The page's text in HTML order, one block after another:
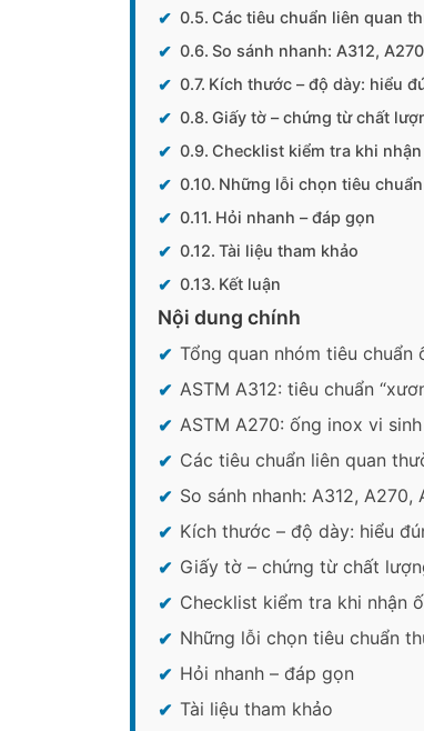
Các tiêu chuẩn liên quan
So sánh nhanh: A312,
Kích thước – độ dày: hiểu
Giấy tờ – chứng từ chất
Checklist kiểm tra khi
Những lỗi chọn tiêu
Hỏi nhanh – đáp gọn
Tài liệu tham khảo
Kết luận
Nội dung chính
Tổng quan nhóm tiêu
ASTM A312: tiêu chuẩn
ASTM A270: ống inox vi
Các tiêu chuẩn liên quan
So sánh nhanh: A312,
Kích thước – độ dày: hiểu
Giấy tờ – chứng từ chất
Checklist kiểm tra khi nhận
Những lỗi chọn tiêu chuẩn
Hỏi nhanh – đáp gọn
Tài liệu tham khảo